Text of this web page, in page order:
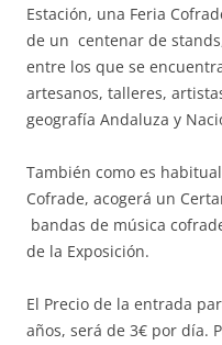
Estación, una Feria
de un centenar de
entre los que se
artesanos, talleres,
geografía Andaluza y
También como es habitual
Cofrade, acogerá un
bandas de música
de la Exposición.
El Precio de la entrada
años, será de 3€ por día.